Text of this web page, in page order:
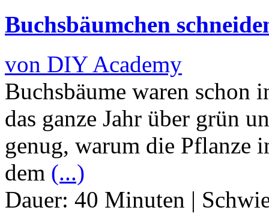
Buchsbäumchen
von DIY Academy
Buchsbäume waren schon
das ganze Jahr über grün
genug, warum die Pflanze
dem (...)
Dauer: 40 Minuten |